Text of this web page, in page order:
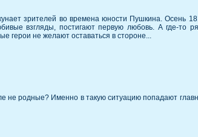
зрителей во времена юности Пушкина. Осень
взгляды, постигают первую любовь. А где-то
герои не желают оставаться в стороне...
не родные? Именно в такую ситуацию попадают